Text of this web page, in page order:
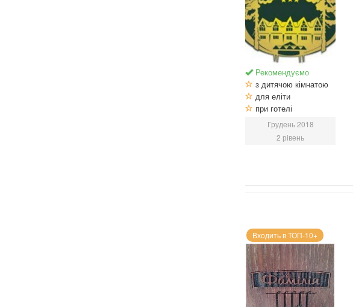
Рекомендуємо
з дитячою кімнатою
для еліти
при готелі
Грудень 2018
2 рівень
Входить в ТОП-10+